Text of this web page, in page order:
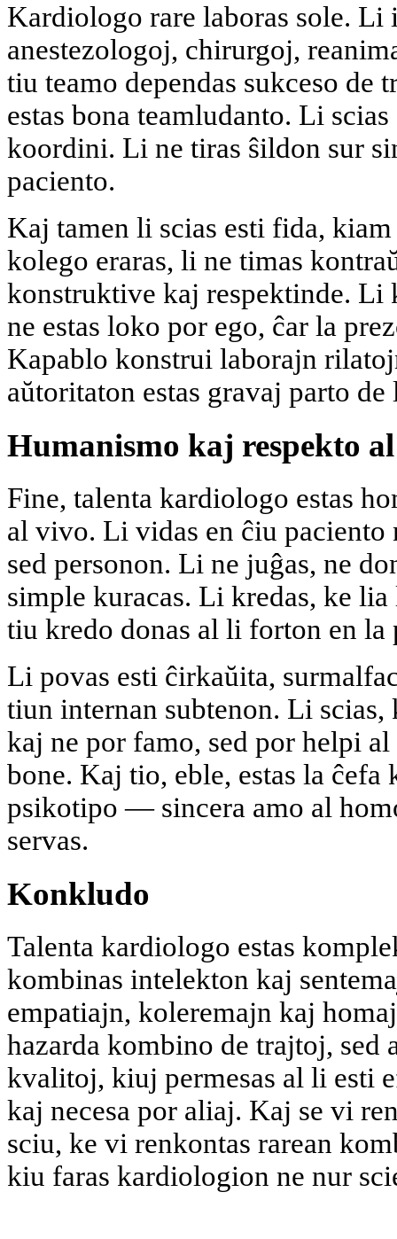
Kardiologo rare laboras sole.
anestezologoj, chirurgoj,
tiu teamo dependas sukceso de
estas bona teamludanto. Li
koordini. Li ne tiras ŝildon sur
paciento.
Kaj tamen li scias esti fida, kiam
kolego eraras, li ne timas
konstruktive kaj respektinde. Li
ne estas loko por ego, ĉar la
Kapablo konstrui laborajn
aŭtoritaton estas gravaj parto de
Humanismo kaj respekto
Fine, talenta kardiologo estas
al vivo. Li vidas en ĉiu paciento
sed personon. Li ne juĝas, ne
simple kuracas. Li kredas, ke
tiu kredo donas al li forton en
Li povas esti ĉirkaŭita,
tiun internan subtenon. Li
kaj ne por famo, sed por helpi
bone. Kaj tio, eble, estas la ĉefa
psikotipo — sincera amo al
servas.
Konkludo
Talenta kardiologo estas
kombinas intelekton kaj
empatiajn, koleremajn kaj
hazarda kombino de trajtoj, sed
kvalitoj, kiuj permesas al li esti
kaj necesa por aliaj. Kaj se vi
sciu, ke vi renkontas rarean
kiu faras kardiologion ne nur